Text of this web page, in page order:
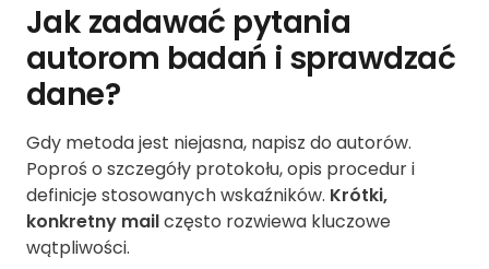
Jak zadawać pytania
autorom badań i sprawdzać
dane?
Gdy metoda jest niejasna, napisz do autorów.
Poproś o szczegóły protokołu, opis procedur i
definicje stosowanych wskaźników. Krótki,
konkretny mailczęsto rozwiewa kluczowe
wątpliwości.